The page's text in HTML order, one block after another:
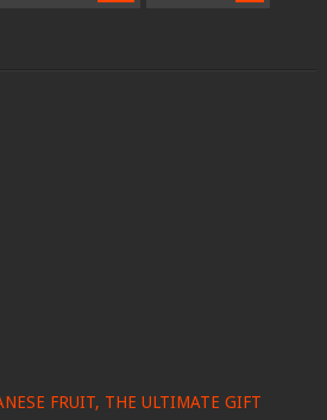
FRUIT, THE ULTIMATE GIFT